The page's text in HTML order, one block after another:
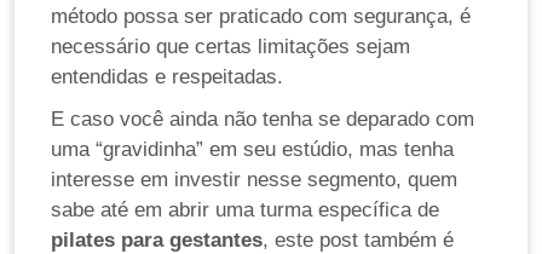
método possa ser praticado com segurança, é
necessário que certas limitações sejam
entendidas e respeitadas.
E caso você ainda não tenha se deparado com
uma “gravidinha” em seu estúdio, mas tenha
interesse em investir nesse segmento, quem
sabe até em abrir uma turma específica de
pilates para gestantes, este post também é